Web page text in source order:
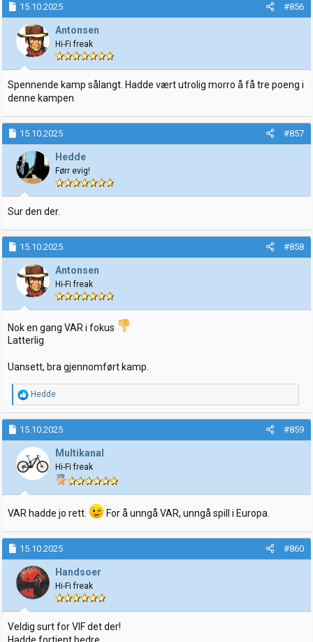
15.10.2025 #856
Antonsen
Hi-Fi freak
Spennende kamp sålangt. Hadde vært utrolig morro å få tre poeng i
denne kampen
15.10.2025 #857
Hedde
Førr evig!
Sur den der.
15.10.2025 #858
Antonsen
Hi-Fi freak
Nok en gang VAR i fokus
Latterlig
Uansett, bra gjennomført kamp.
R
e
a
k
s
j
o
e
r
Hedde
15.10.2025 #859
Multikanal
Hi-Fi freak
VAR hadde jo rett. For å unngå VAR, unngå spill i Europa.
15.10.2025 #860
Handsoer
Hi-Fi freak
Veldig surt for VIF det der!